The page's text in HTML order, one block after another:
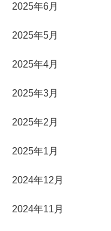
2025年6月
2025年5月
2025年4月
2025年3月
2025年2月
2025年1月
2024年12月
2024年11月